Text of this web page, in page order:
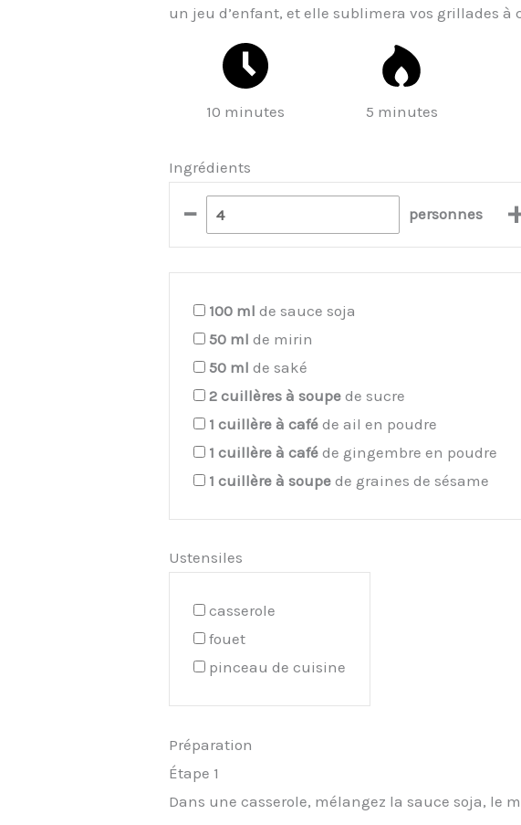
un jeu d’enfant, et elle sublimera vos grillades à
10 minutes 5 minutes
Ingrédients
– personnes
100 ml de sauce soja
50 ml de mirin
50 ml de saké
2 cuillères à soupe de sucre
1 cuillère à café de ail en poudre
1 cuillère à café de gingembre en poudre
1 cuillère à soupe de graines de sésame
Ustensiles
casserole
fouet
pinceau de cuisine
Préparation
Étape 1
Dans une casserole, mélangez la sauce soja, le